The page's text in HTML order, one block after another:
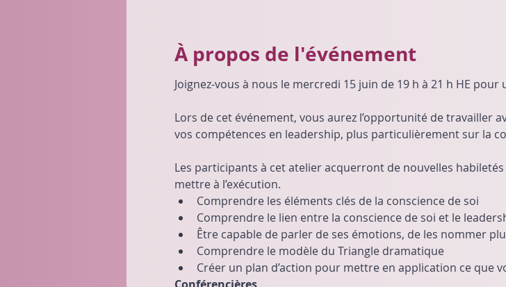
À propos de l'événement
Joignez-vous à nous le mercredi 15 juin de 19 h à 21 h HE
Lors de cet événement, vous aurez l’opportunité de travailler
vos compétences en leadership, plus particulièrement sur la
Les participants à cet atelier acquerront de nouvelles
mettre à l’exécution.
Comprendre les éléments clés de la conscience de soi
Comprendre le lien entre la conscience de soi et le
Être capable de parler de ses émotions, de les nommer
Comprendre le modèle du Triangle dramatique
Créer un plan d’action pour mettre en application ce que